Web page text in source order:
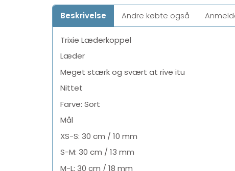
Beskrivelse Andre købte også
Trixie Læderkoppel
Læder
Meget stærk og svært at rive itu
Nittet
Farve: Sort
Mål
XS-S: 30 cm / 10 mm
S-M: 30 cm / 13 mm
M-L: 30 cm / 18 mm